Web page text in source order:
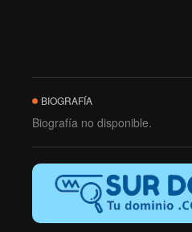
BIOGRAFÍA
Biografía no disponible.